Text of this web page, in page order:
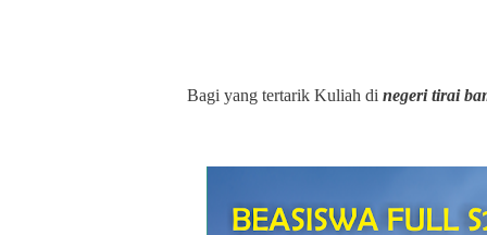
Bagi yang tertarik Kuliah di negeri tirai